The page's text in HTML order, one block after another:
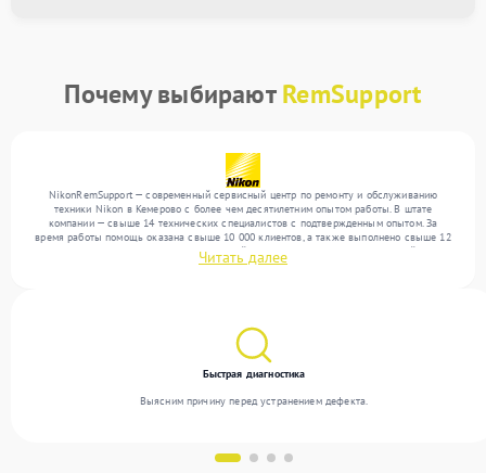
Почему выбираютRemSupport
NikonRemSupport — современный сервисный центр по ремонту и обслуживанию
техники Nikon в Кемерово с более чем десятилетним опытом работы. В штате
компании — свыше 14 технических специалистов с подтвержденным опытом. За
время работы помощь оказана свыше 10 000 клиентов, а также выполнено свыше 12
000 ремонтов. Ежемесячно в сервисный центр поступает более 300 устройств,
включая , , . Мы выполняем ремонт различного уровня сложности и гарантируем
Читать далее
Быстрая диагностика
Выясним причину перед устранением дефекта.